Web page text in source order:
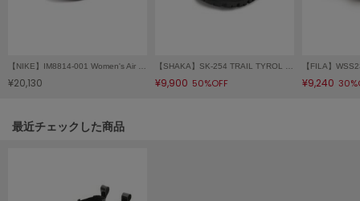
GRAMICCI
へノン
HUNTER
ハンター
【NIKE】IM8814-001 Women's Air Max Phenomena ウィメンズ エア マックス フェノメナ
¥20,130
【SHAKA】SK-254 TRAIL TYROL MOC EX
¥9,900 50%OFF ¥9,240
関連記事
最近チェックした商品